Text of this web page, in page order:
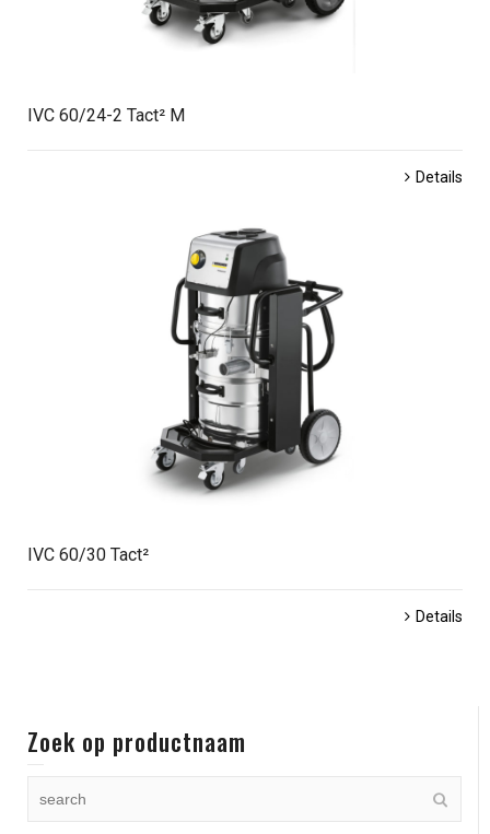
IVC 60/24-2 Tact² M
Details
IVC 60/30 Tact²
Details
Zoek op productnaam